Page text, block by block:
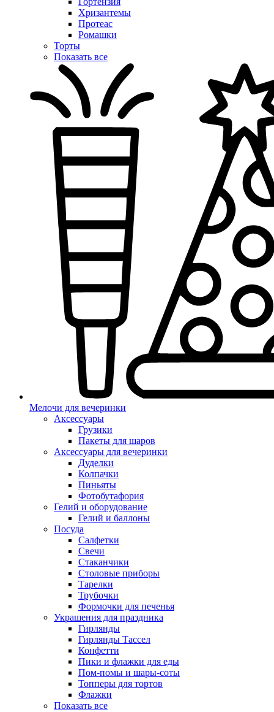
Хризантемы
Протеас
Ромашки
Торты
Показать все
Мелочи для вечеринки
Аксессуары
Грузики
Пакеты для шаров
Аксессуары для вечеринки
Дуделки
Колпачки
Пиньяты
Фотобутафория
Гелий и оборудование
Гелий и баллоны
Посуда
Салфетки
Свечи
Стаканчики
Столовые приборы
Тарелки
Трубочки
Формочки для печенья
Украшения для праздника
Гирлянды
Гирлянды Тассел
Конфетти
Пики и флажки для еды
Пом-помы и шары-соты
Топперы для тортов
Флажки
Показать все